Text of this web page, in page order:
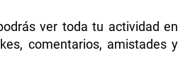
ver toda tu actividad en
comentarios, amistades y